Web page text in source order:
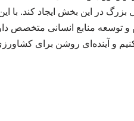
در این بخش ایجاد کند. با
توسعه منابع انسانی متخصص
و آینده‌ای روشن برای